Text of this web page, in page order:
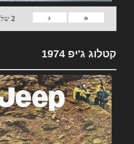
«
‹
2של
קטלוג ג'יפ 1974